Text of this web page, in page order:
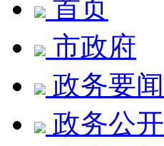
首页
市政府
政务要闻
政务公开